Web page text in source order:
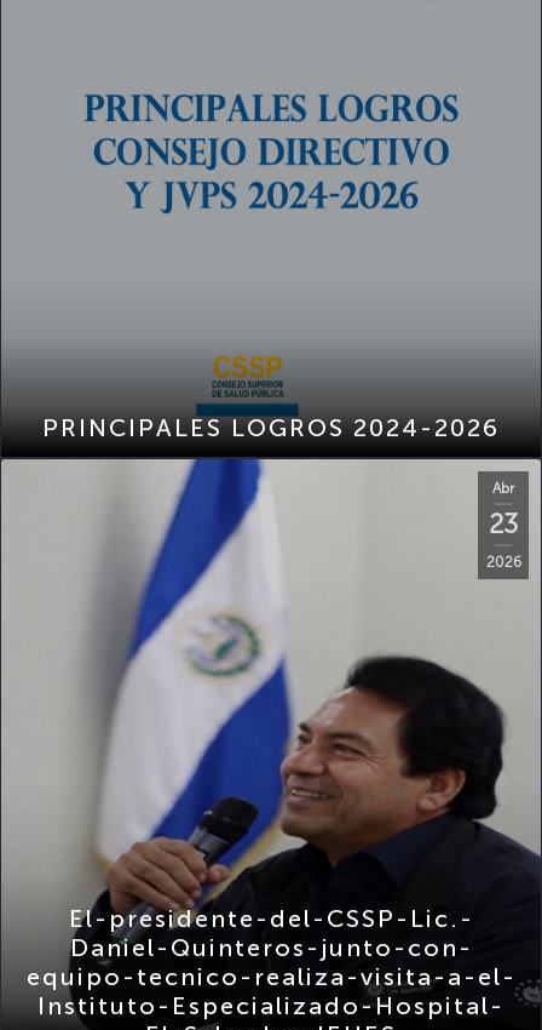
PRINCIPALES LOGROS 2024-2026
23
2026
El-presidente-del-CSSP-Lic.-
Daniel-Quinteros-junto-con-
equipo-tecnico-realiza-visita-a-el-
Instituto-Especializado-Hospital-
El-Salvador-IEHES